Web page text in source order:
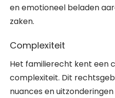
en emotioneel beladen
zaken.
Complexiteit
Het familierecht kent een
complexiteit. Dit
nuances en